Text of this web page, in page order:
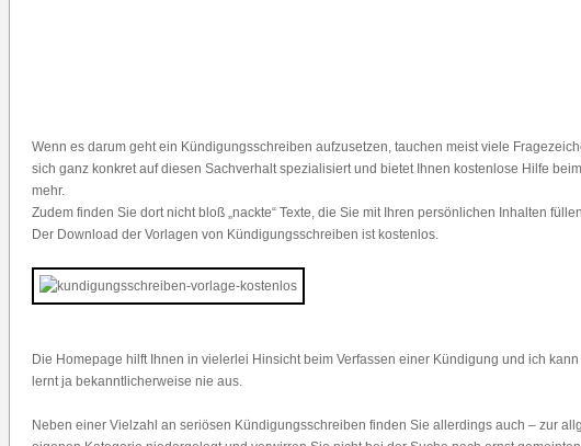
Wenn es darum geht ein Kündigungsschreiben aufzusetzen, tauchen meist viele
sich ganz konkret auf diesen Sachverhalt spezialisiert und bietet Ihnen kostenlose Hilfe
mehr.
Zudem finden Sie dort nicht bloß „nackte“ Texte, die Sie mit Ihren persönlichen Inhalten
Der Download der Vorlagen von Kündigungsschreiben ist kostenlos.
Die Homepage hilft Ihnen in vielerlei Hinsicht beim Verfassen einer Kündigung und ich
lernt ja bekanntlicherweise nie aus.
Neben einer Vielzahl an seriösen Kündigungsschreiben finden Sie allerdings auch – zur